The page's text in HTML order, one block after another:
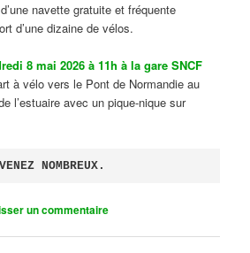
navette gratuite et fréquente
d’une dizaine de vélos.
8 mai 2026 à 11h à la gare SNCF
à vélo vers le Pont de Normandie au
l’estuaire avec un pique-nique sur
VENEZ NOMBREUX.
un commentaire